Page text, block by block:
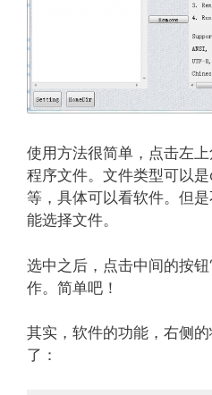
使用方法很简单，点击左
程序文件。文件类型可以
等，具体可以看软件。但
能选择文件。
选中之后，点击中间的按
作。简单吧！
其实，软件的功能，右侧
了：